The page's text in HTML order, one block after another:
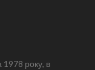
1978 року, в